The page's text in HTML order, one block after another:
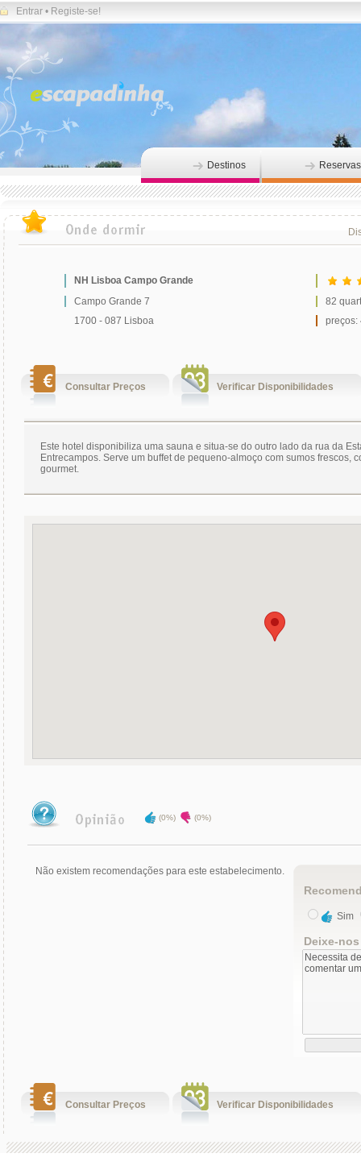
Entrar • Registe-se!
Destinos Reservas
NH Lisboa Campo Grande
Campo Grande 7
82
1700 - 087 Lisboa
preços:
Consultar Preços Verificar Disponibilidades
Este hotel disponibiliza uma sauna e situa-se do outro lado da rua da
Entrecampos. Serve um buffet de pequeno-almoço com sumos frescos,
gourmet.
(0%) (0%)
Não existem recomendações para este estabelecimento.
Sim
Deixe-
Consultar Preços Verificar Disponibilidades